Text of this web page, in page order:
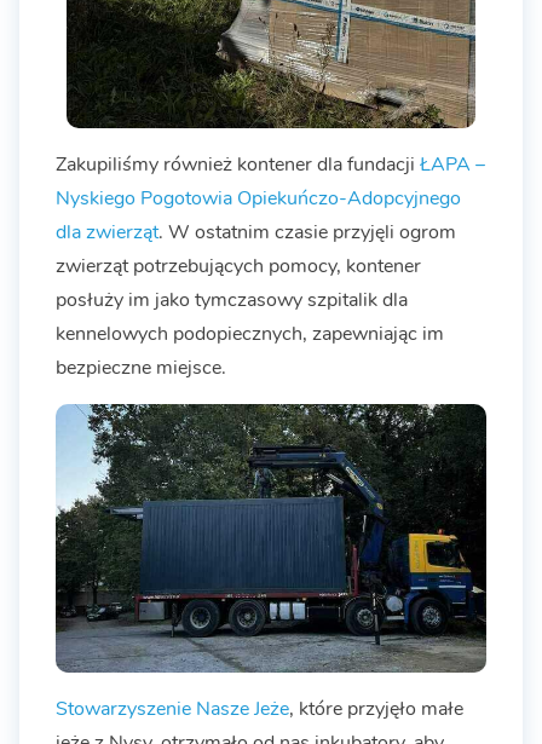
Zakupiliśmy również kontener dla fundacji ŁAPA –
Nyskiego Pogotowia Opiekuńczo-Adopcyjnego
dla zwierząt. W ostatnim czasie przyjęli ogrom
zwierząt potrzebujących pomocy, kontener
posłuży im jako tymczasowy szpitalik dla
kennelowych podopiecznych, zapewniając im
bezpieczne miejsce.
Stowarzyszenie Nasze Jeże, które przyjęło małe